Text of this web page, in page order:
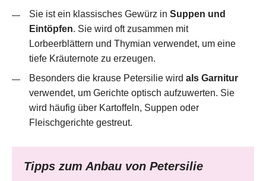
Sie ist ein klassisches Gewürz in Suppen und
Eintöpfen. Sie wird oft zusammen mit
Lorbeerblättern und Thymian verwendet, um eine
tiefe Kräuternote zu erzeugen.
Besonders die krause Petersilie wird als Garnitur
verwendet, um Gerichte optisch aufzuwerten. Sie
wird häufig über Kartoffeln, Suppen oder
Fleischgerichte gestreut.
Tipps zum Anbau von Petersilie